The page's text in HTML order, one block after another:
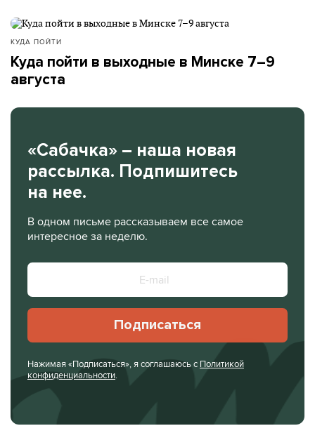
КУДА ПОЙТИ
Куда пойти в выходные в Минске 7–9
августа
«Сабачка» – наша новая
рассылка. Подпишитесь
на нее.
В одном письме рассказываем все самое
интересное за неделю.
Подписаться
Нажимая «Подписаться», я соглашаюсь с Политикой
конфиденциальности.